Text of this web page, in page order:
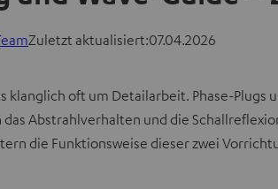
Zuletzt aktualisiert:07.04.2026
klanglich oft um Detailarbeit. Phase-Plugs
Abstrahlverhalten und die
die Funktionsweise dieser zwei